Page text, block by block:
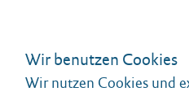
Wir benutzen Cookies
Wir nutzen Cookies und